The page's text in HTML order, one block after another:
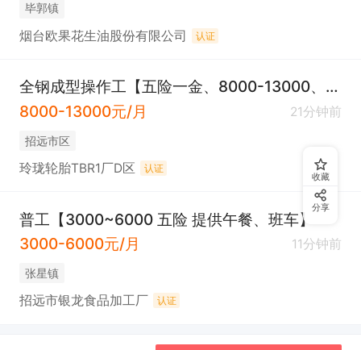
毕郭镇
烟台欧果花生油股份有限公司 认证
全钢成型操作工【五险一金、8000-13000、两班倒】
8000-13000元/月
21分钟前
招远市区
玲珑轮胎TBR1厂D区 认证
普工【3000~6000 五险 提供午餐、班车】
3000-6000元/月
11分钟前
张星镇
招远市银龙食品加工厂 认证
收藏
分享